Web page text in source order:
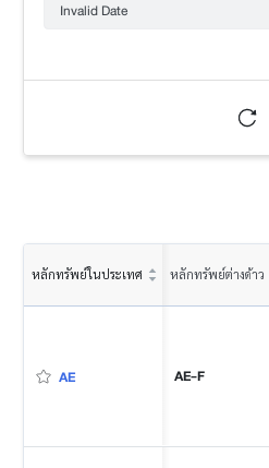
หลักทรัพย์ในประเทศ หลักทรัพย์ต่างด้าว
AE AE-F